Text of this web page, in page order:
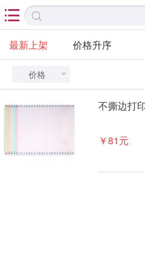

最新上架 价格升序
价格 
不撕边打
￥81元